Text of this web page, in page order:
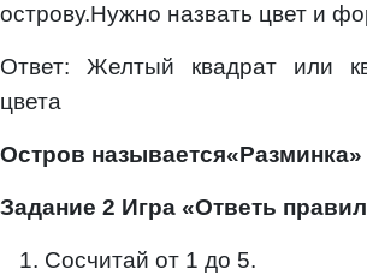
острову.Нужно назвать цвет и
Ответ: Желтый квадрат или
цвета
Остров называется«Разминка»
Задание 2 Игра «Ответь
Сосчитай от 1 до 5.